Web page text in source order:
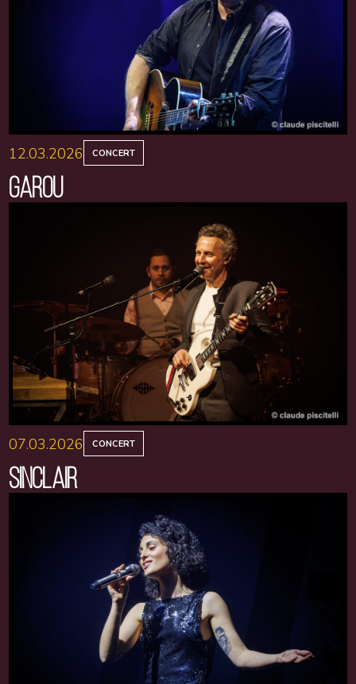
12.03.2026 CONCERT
GAROU
07.03.2026 CONCERT
SINCLAIR